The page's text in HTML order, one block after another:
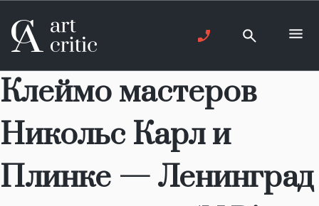
Клеймо мастеров
Никольс Карл и
Плинке — Ленинград